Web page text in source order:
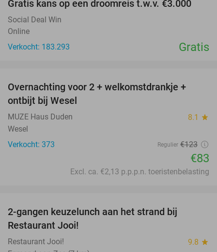
Gratis kans op een droomreis t.w.v. €3.000
Social Deal Win
Online
Verkocht: 183.293
Gratis
Overnachting voor 2 + welkomstdrankje +
ontbijt bij Wesel
MUZE Haus Duden 8.1 star
Wesel
Verkocht: 373
Regulier €123
€83
Excl. ca. €2,13 p.p.p.n. toeristenbelasting
2-gangen keuzelunch aan het strand bij
Restaurant Jooi!
Restaurant Jooi! 9.8 star